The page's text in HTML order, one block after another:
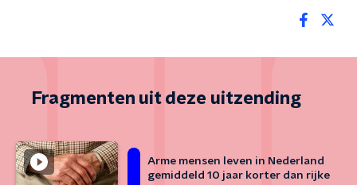
Fragmenten uit deze uitzending
Arme mensen leven in Nederland
gemiddeld 10 jaar korter dan rijke